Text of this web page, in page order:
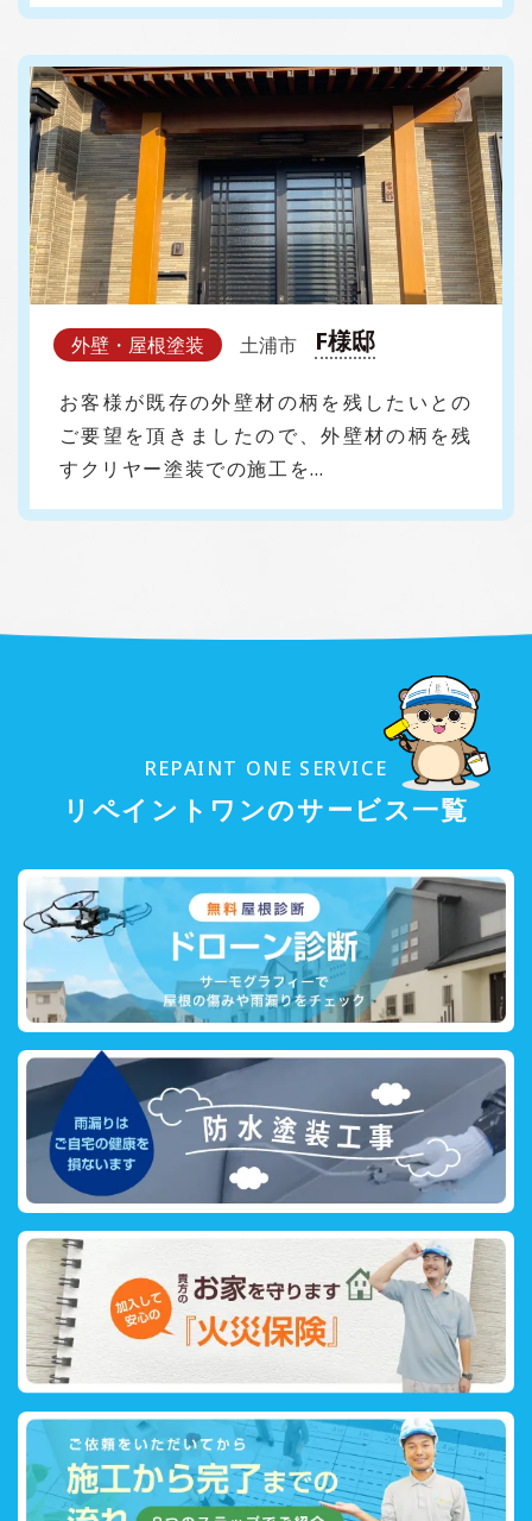
外壁・屋根塗装 土浦市 F様邸
お客様が既存の外壁材の柄を残したいとの
ご要望を頂きましたので、外壁材の柄を残
すクリヤー塗装での施工を…
REPAINT ONE SERVICE
リペイントワンのサービス一覧